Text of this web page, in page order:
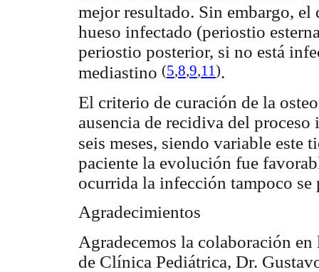
mejor resultado. Sin embargo,
hueso infectado (periostio
periostio posterior, si no está
mediastino (5,8,9,11).
El criterio de curación de la
ausencia de recidiva del
seis meses, siendo variable este
paciente la evolución fue
ocurrida la infección tampoco se
Agradecimientos
Agradecemos la colaboración
de Clínica Pediátrica, Dr.